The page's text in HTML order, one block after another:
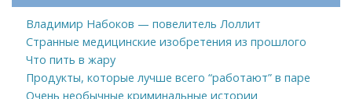
Владимир Набоков — повелитель Лоллит
Странные медицинские изобретения из прошлого
Что пить в жару
Продукты, которые лучше всего “работают” в паре
Очень необычные криминальные истории